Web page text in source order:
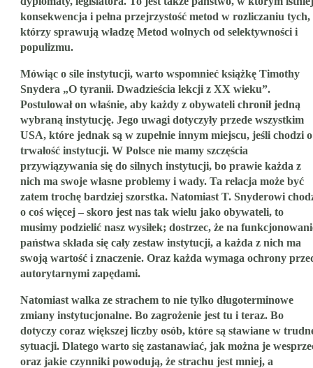
konsekwencja i pełna przejrzystość metod w rozliczaniu tych,
którzy sprawują władzę Metod wolnych od selektywności i
populizmu.
Mówiąc o sile instytucji, warto wspomnieć książkę Timothy
Snydera „O tyranii. Dwadzieścia lekcji z XX wieku”.
Postulował on właśnie, aby każdy z obywateli chronił jedną
wybraną instytucję. Jego uwagi dotyczyły przede wszystkim
USA, które jednak są w zupełnie innym miejscu, jeśli chodzi o
trwałość instytucji. W Polsce nie mamy szczęścia
przywiązywania się do silnych instytucji, bo prawie każda z
nich ma swoje własne problemy i wady. Ta relacja może być
zatem trochę bardziej szorstka. Natomiast T. Snyderowi
o coś więcej – skoro jest nas tak wielu jako obywateli, to
musimy podzielić nasz wysiłek; dostrzec, że na
państwa składa się cały zestaw instytucji, a każda z nich ma
swoją wartość i znaczenie. Oraz każda wymaga ochrony
autorytarnymi zapędami.
Natomiast walka ze strachem to nie tylko długoterminowe
zmiany instytucjonalne. Bo zagrożenie jest tu i teraz. Bo
dotyczy coraz większej liczby osób, które są stawiane w
sytuacji. Dlatego warto się zastanawiać, jak można je
oraz jakie czynniki powodują, że strachu jest mniej, a